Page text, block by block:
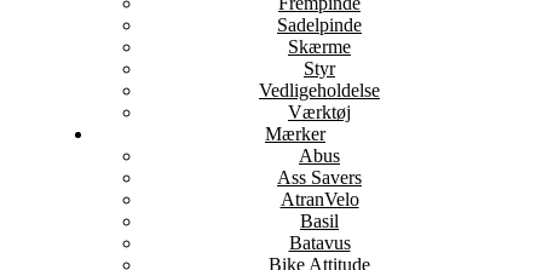
Sadelpinde
Skærme
Styr
Vedligeholdelse
Værktøj
Mærker
Abus
Ass Savers
AtranVelo
Basil
Batavus
Bike Attitude